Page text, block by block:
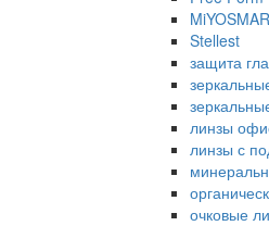
Stellest
защита
линзы
линзы с
очковые